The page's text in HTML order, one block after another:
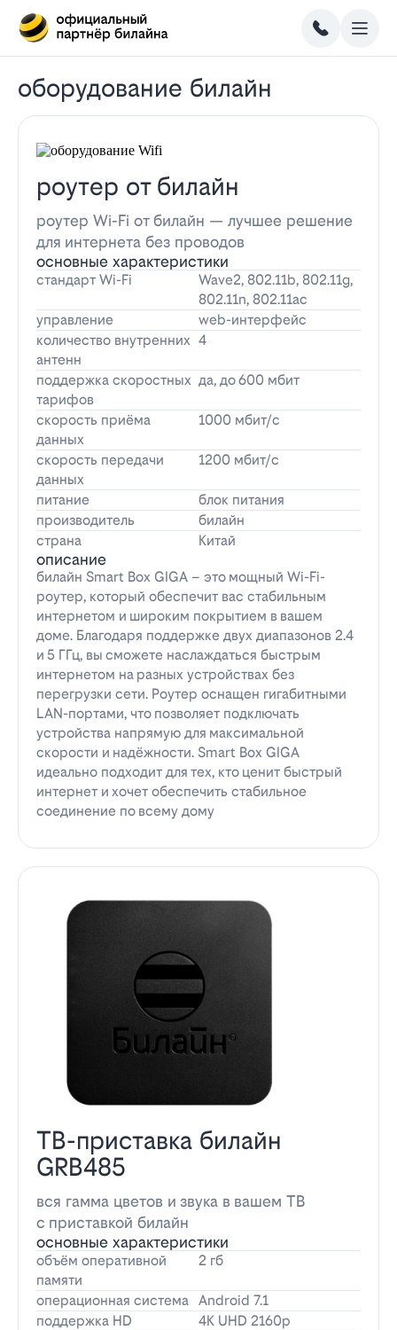
оборудование билайн
роутер от билайн
роутер Wi-Fi от билайн — лучшее решение
для интернета без проводов
основные характеристики
стандарт Wi-Fi
Wave2, 802.11b, 802.11g,
802.11n, 802.11ac
управление
web-интерфейс
количество внутренних
антенн
4
поддержка скоростных
тарифов
да, до 600 мбит
скорость приёма
данных
1000 мбит/с
скорость передачи
данных
1200 мбит/с
питание
блок питания
производитель
билайн
страна
Китай
описание
билайн Smart Box GIGA – это мощный Wi-Fi-
роутер, который обеспечит вас стабильным
интернетом и широким покрытием в вашем
доме. Благодаря поддержке двух диапазонов 2.4
и 5 ГГц, вы сможете наслаждаться быстрым
интернетом на разных устройствах без
перегрузки сети. Роутер оснащен гигабитными
LAN-портами, что позволяет подключать
устройства напрямую для максимальной
скорости и надёжности. Smart Box GIGA
идеально подходит для тех, кто ценит быстрый
интернет и хочет обеспечить стабильное
соединение по всему дому
ТВ-приставка билайн
GRB485
вся гамма цветов и звука в вашем ТВ
с приставкой билайн
основные характеристики
объём оперативной
памяти
2 гб
операционная система Android 7.1
поддержка HD
4K UHD 2160p